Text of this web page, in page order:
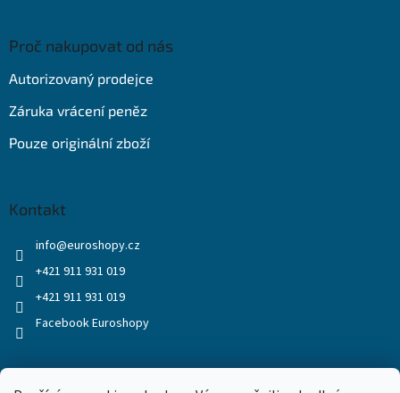
Proč nakupovat od nás
Autorizovaný prodejce
Záruka vrácení peněz
Pouze originální zboží
Kontakt
info@euroshopy.cz
+421 911 931 019
+421 911 931 019
Facebook Euroshopy